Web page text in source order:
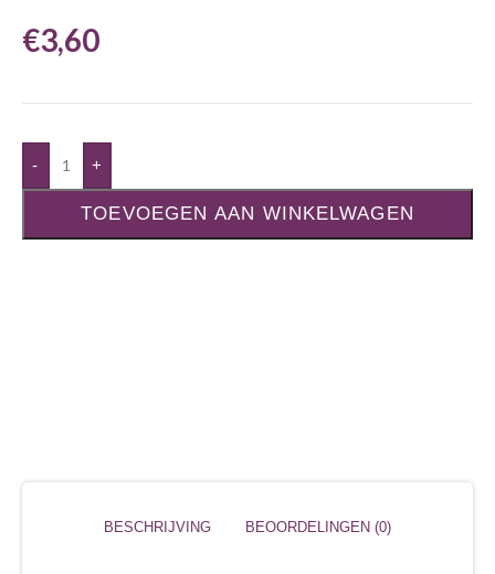
€3,60
- +
TOEVOEGEN AAN WINKELWAGEN
BESCHRIJVING BEOORDELINGEN (0)